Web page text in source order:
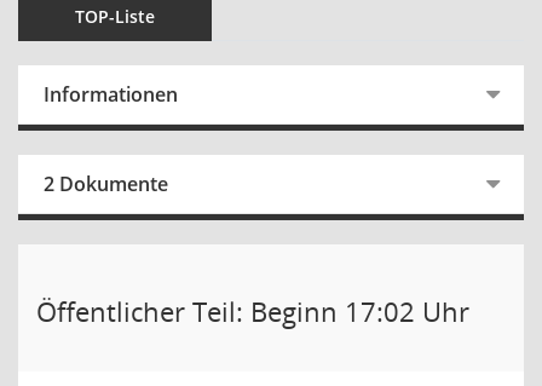
TOP-Liste
Informationen
2 Dokumente
Öffentlicher Teil: Beginn 17:02 Uhr